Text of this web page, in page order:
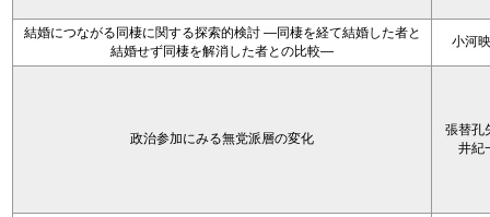
結婚につながる同棲に関する探索的検討 ―同棲を経て結婚した者と
結婚せず同棲を解消した者との比較―
小河
政治参加にみる無党派層の変化
張替孔
井紀